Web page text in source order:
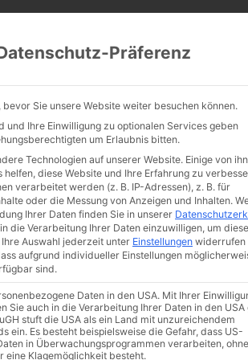
KULTUR FRÖMMIGKEIT
Jahre Humanae vitae Katholische Kirche
Präferenz
Sie unsere Website weiter besuchen können.
und Ihre Einwilligung zu optionalen Services geben
um Erlaubnis bitten.
Technologien auf unserer Website. Einige von
diese Website und Ihre Erfahrung zu
verarbeitet werden (z. B. IP-Adressen), z. B. für
oder die Messung von Anzeigen und Inhalten.
Ihrer Daten finden Sie in unserer
die Verarbeitung Ihrer Daten einzuwilligen, um
Ihre Auswahl jederzeit unter Einstellungen widerrufen
aufgrund individueller Einstellungen
sind.
Daten in den USA. Mit Ihrer
Sie auch in die Verarbeitung Ihrer Daten in den USA
stuft die USA als ein Land mit unzureichendem
ein. Es besteht beispielsweise die Gefahr, dass US-
in Überwachungsprogrammen verarbeiten,
eine Klagemöglichkeit besteht.